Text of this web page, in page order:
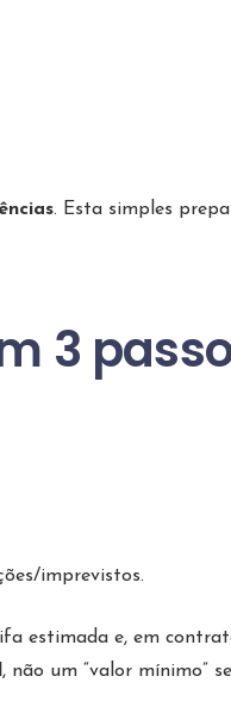
. Esta simples
3
imprevistos.
estimada e, em
, não um “valor mínimo”